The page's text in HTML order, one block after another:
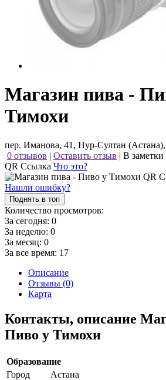
Магазин пива -
Тимохи
пер. Иманова, 41, Нур-Султан (Астана),
0 отзывов | Оставить отзыв | В заметки
QR Ссылка Что это?
Нашли ошибку?
Поднять в топ
Количество просмотров:
За сегодня: 0
За неделю: 0
За месяц: 0
За все время: 17
Описание
Отзывы (0)
Карта
Контакты, описание
Пиво у Тимохи
Образование
Город
Астана